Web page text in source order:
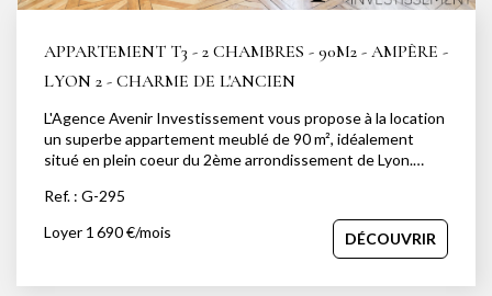
APPARTEMENT T3 - 2 CHAMBRES - 90M2 - AMPÈRE -
LYON 2 - CHARME DE L'ANCIEN
L'Agence Avenir Investissement vous propose à la location
un superbe appartement meublé de 90 m², idéalement
situé en plein coeur du 2ème arrondissement de Lyon.
T3 aux volumes généreux marie avec harmonie le charme
de l'ancien et le confort moderne. Dès l'entrée, vous serez
séduit par son vaste séjour baigné de lumière, sublimé par
un très beau parquet , des moulures raffinées et une
cheminée en marbre, le tout ouvert sur de grandes
Ref. : G-295
Loyer 1 690 €/mois
DÉCOUVRIR